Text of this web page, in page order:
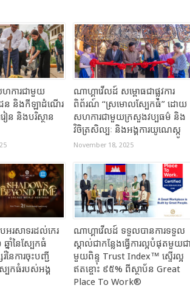
ហការជាមួយ
ន និងកីឡាដំណើរ
ៀន និងបរិស្ថាន
ណាហ្គាវើលដ៍ សម្ពោធជាផ្លូវការ
ពិព័រណ៍ “ស្រមោលស្បែកធំ” ដោយ
សហការជាមួយក្រសួងវប្បធម៌ និង
វិចិត្រសិល្បៈ និងអង្គការយូណេស្កូ
November 18, 2025
អរសាទរដល់កេរ
ាំនៃស្បែកធំ
ៃការចុះបញ្ជី
ែកធំរបស់អង្គ
ណាហ្គាវើលដ៍ ទទួលបានការទទួល
ស្គាល់ជាកន្លែងធ្វើការល្អបំផុតមួយជ
មួយពិន្ទុ Trust Index™ ស្ទើរល្អ
ឥតខ្ចោះ ៩៥% ពីស្ថាប័ន Great
Place To Work®